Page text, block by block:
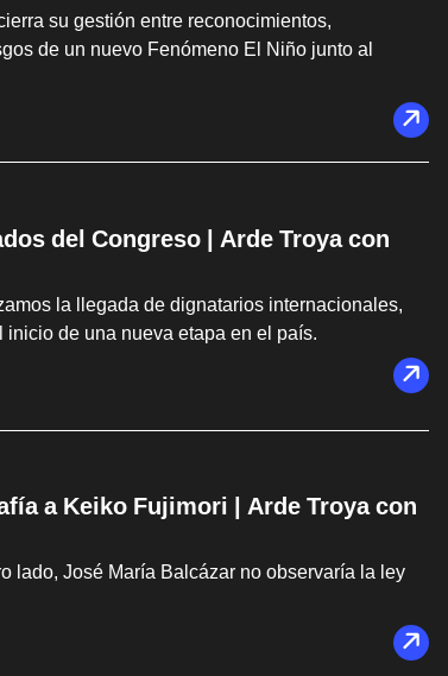
su gestión entre reconocimientos,
de un nuevo Fenómeno El Niño junto al
del Congreso | Arde Troya con
la llegada de dignatarios internacionales,
de una nueva etapa en el país.
a Keiko Fujimori | Arde Troya con
lado, José María Balcázar no observaría la ley